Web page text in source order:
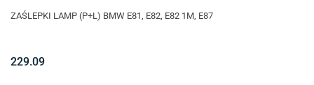
ZAŚLEPKI LAMP (P+L) BMW E81, E82, E82 1M, E87
229.09